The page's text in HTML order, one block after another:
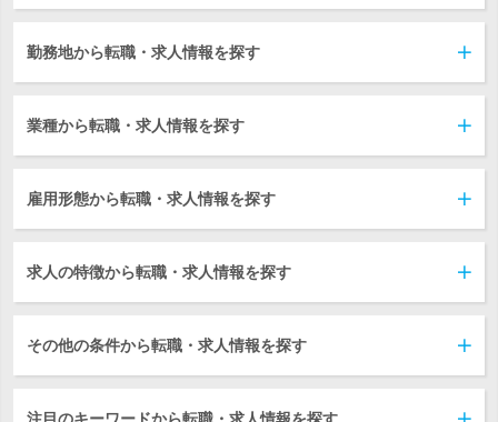
勤務地から転職・求人情報を探す
業種から転職・求人情報を探す
雇用形態から転職・求人情報を探す
求人の特徴から転職・求人情報を探す
その他の条件から転職・求人情報を探す
注目のキーワードから転職・求人情報を探す